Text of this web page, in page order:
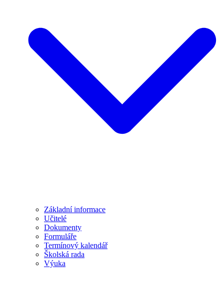
Základní informace
Učitelé
Dokumenty
Formuláře
Termínový kalendář
Školská rada
Výuka